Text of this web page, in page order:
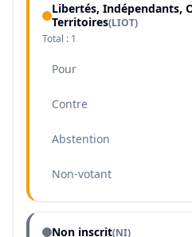
Libertés, Indépendants,
Territoires(LIOT)
Total : 1
Pour
Contre
Abstention
Non-votant
Non inscrit(NI)